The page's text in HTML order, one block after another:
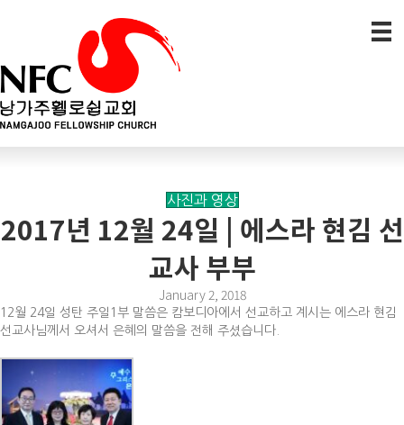
사진과 영상
2017년 12월 24일 | 에스라 현김 선
교사 부부
January 2, 2018
12월 24일 성탄 주일1부 말씀은 캄보디아에서 선교하고 계시는 에스라 현김
선교사님께서 오셔서 은혜의 말씀을 전해 주셨습니다.